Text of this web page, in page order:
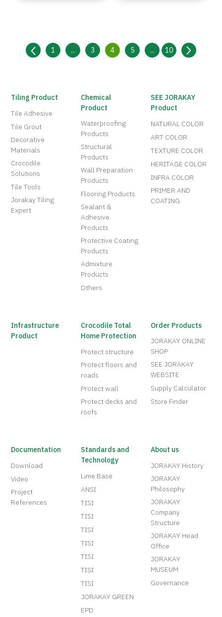
1 ... 3 4 5 ... 10
Tiling Product
Tile Adhesive
Tile Grout
Decorative
Materials
Crocodile
Solutions
Tile Tools
Jorakay Tiling
Expert
Chemical
Product
Waterproofing
Products
Structural
Products
Wall Preparation
Products
Flooring Products
Sealant &
Adhesive
Products
Protective Coating
Products
Admixture
Products
Others
SEE JORAKAY
Product
NATURAL COLOR
ART COLOR
TEXTURE COLOR
HERITAGE COLOR
INFRA COLOR
PRIMER AND
COATING
Infrastructure
Product
Crocodile Total
Home Protection
Protect structure
Protect floors and
roads
Protect wall
Protect decks and
roofs
Order Products
JORAKAY ONLINE
SHOP
SEE JORAKAY
WEBSITE
Supply Calculator
Store Finder
Documentation
Download
Video
Project
References
Standards and
Technology
Lime Base
ANSI
TISI
TISI
TISI
TISI
TISI
TISI
TISI
JORAKAY GREEN
EPD
About us
JORAKAY History
JORAKAY
Philosophy
JORAKAY
Company
Structure
JORAKAY Head
Office
JORAKAY
MUSEUM
Governance